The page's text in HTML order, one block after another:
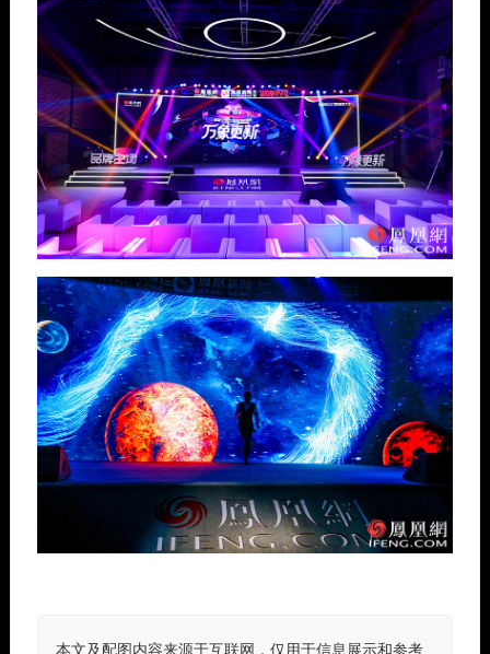
本文及配图内容来源于互联网，仅用于信息展示和参考